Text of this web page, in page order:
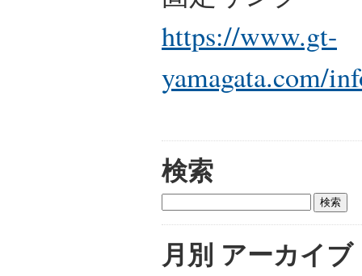
https://www.gt-
yamagata.com/
検索
月別 アーカイブ